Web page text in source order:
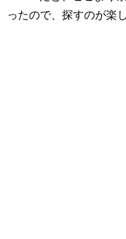
ったので、探すのが楽